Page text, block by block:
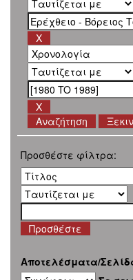
Προσθέστε φίλτρα:
Αποτελέσματα/